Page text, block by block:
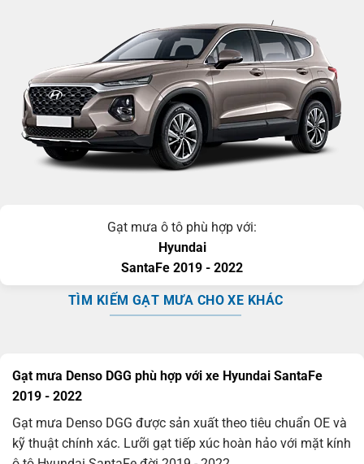
Gạt mưa ô tô phù hợp với:
Hyundai
SantaFe 2019 - 2022
TÌM KIẾM GẠT MƯA CHO XE KHÁC
Gạt mưa Denso DGG phù hợp với xe Hyundai SantaFe
2019 - 2022
Gạt mưa Denso DGG được sản xuất theo tiêu chuẩn OE và
kỹ thuật chính xác. Lưỡi gạt tiếp xúc hoàn hảo với mặt kính